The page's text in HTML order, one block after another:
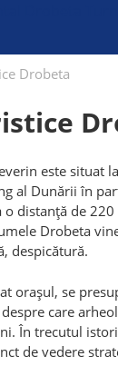
Drobeta
este situat
al Dunării în
o distanță de
Drobeta
despicătură.
orașul, se
care
În trecutul
de vedere